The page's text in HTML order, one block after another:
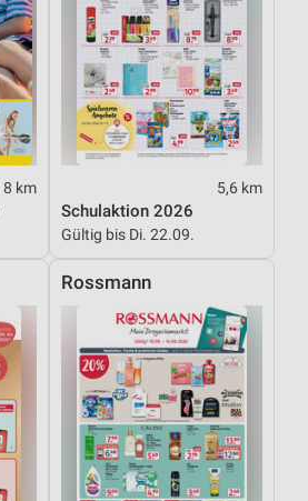
8 km 5,6 km
Schulaktion 2026
Gültig bis Di. 22.09.
Rossmann